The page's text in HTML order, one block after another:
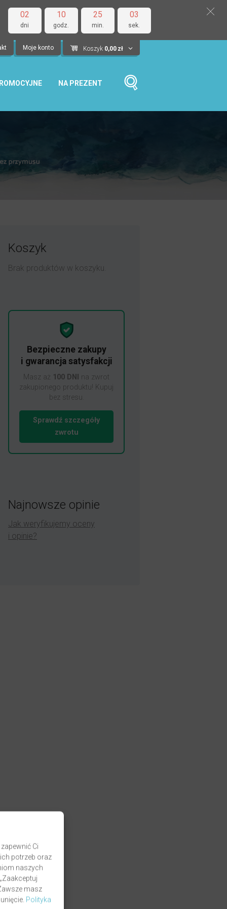
Ci
potrzeb oraz
naszych
masz
Polityka
02
dni
10
godz.
25
min.
02
sek.
Moje konto Koszyk 0,00 zł
NA PREZENT
Koszyk
Brak produktów w koszyku.
Bezpieczne zakupy
i gwarancja satysfakcji
Masz aż 100 DNI
na zwrot
zakupionego produktu! Kupuj
bez stresu.
Sprawdź szczegóły
zwrotu
Najnowsze opinie
Jak weryfikujemy oceny
i opinie?